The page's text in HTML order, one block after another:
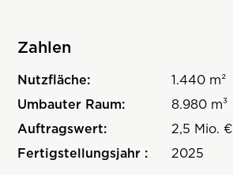
Zahlen
Nutzfläche:
1.440 m²
Umbauter Raum:
8.980 m³
Auftragswert:
2,5 Mio. €
Fertigstellungsjahr :
2025